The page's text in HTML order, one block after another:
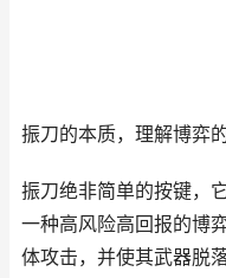
振刀的本质，理解博弈
振刀绝非简单的按键，
一种高风险高回报的博
体攻击，并使其武器脱